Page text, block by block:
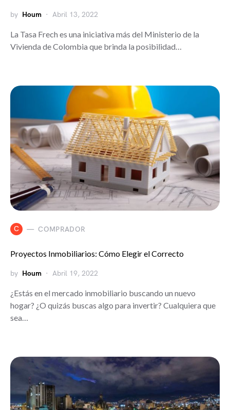
by Houm Abril 13, 2022
La Tasa Frech es una iniciativa más del Ministerio de la
Vivienda de Colombia que brinda la posibilidad…
C COMPRADOR
Proyectos Inmobiliarios: Cómo Elegir el Correcto
by Houm Abril 19, 2022
¿Estás en el mercado inmobiliario buscando un nuevo
hogar? ¿O quizás buscas algo para invertir? Cualquiera que
sea…